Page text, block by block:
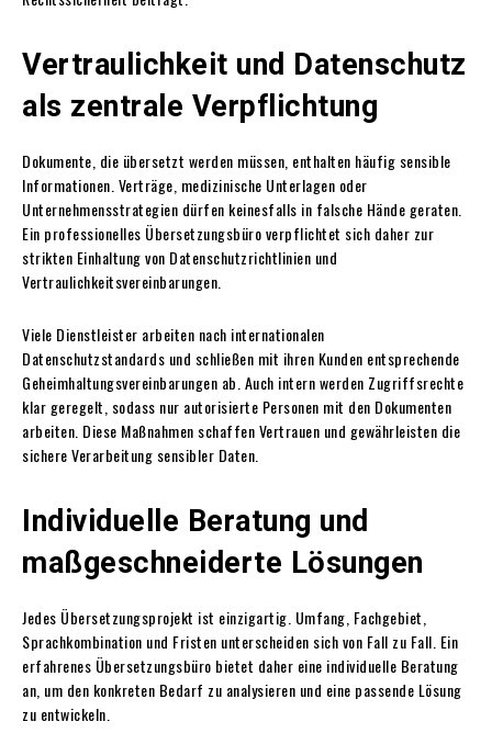
Vertraulichkeit und Datenschutz
als zentrale Verpflichtung
Dokumente, die übersetzt werden müssen, enthalten häufig sensible
Informationen. Verträge, medizinische Unterlagen oder
Unternehmensstrategien dürfen keinesfalls in falsche Hände geraten.
Ein professionelles Übersetzungsbüro verpflichtet sich daher zur
strikten Einhaltung von Datenschutzrichtlinien und
Vertraulichkeitsvereinbarungen.
Viele Dienstleister arbeiten nach internationalen
Datenschutzstandards und schließen mit ihren Kunden entsprechende
Geheimhaltungsvereinbarungen ab. Auch intern werden Zugriffsrechte
klar geregelt, sodass nur autorisierte Personen mit den Dokumenten
arbeiten. Diese Maßnahmen schaffen Vertrauen und gewährleisten die
sichere Verarbeitung sensibler Daten.
Individuelle Beratung und
maßgeschneiderte Lösungen
Jedes Übersetzungsprojekt ist einzigartig. Umfang, Fachgebiet,
Sprachkombination und Fristen unterscheiden sich von Fall zu Fall. Ein
erfahrenes Übersetzungsbüro bietet daher eine individuelle Beratung
an, um den konkreten Bedarf zu analysieren und eine passende Lösung
zu entwickeln.